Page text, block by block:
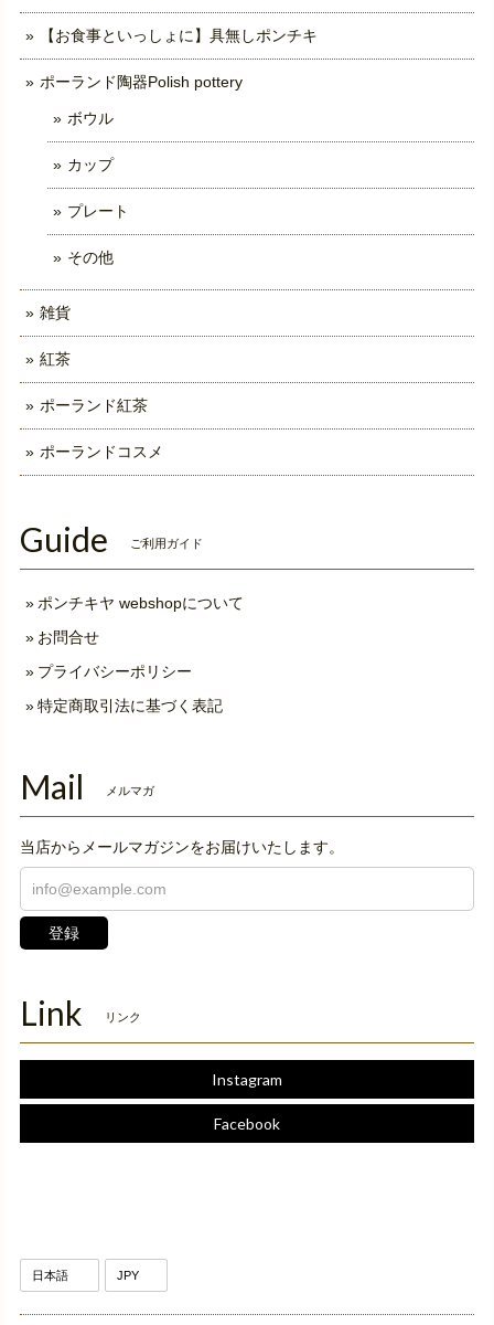
【お食事といっしょに】具無しポンチキ
ポーランド陶器Polish pottery
ボウル
カップ
プレート
その他
雑貨
紅茶
ポーランド紅茶
ポーランドコスメ
Guide ご利用ガイド
ポンチキヤ webshopについて
お問合せ
プライバシーポリシー
特定商取引法に基づく表記
Mail メルマガ
当店からメールマガジンをお届けいたします。
登録
Link リンク
Instagram
Facebook